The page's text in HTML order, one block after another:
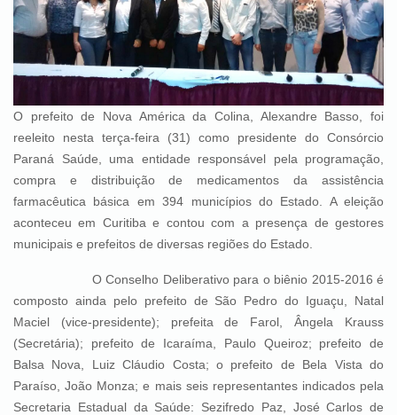
O prefeito de Nova América da Colina, Alexandre Basso, foi
reeleito nesta terça-feira (31) como presidente do Consórcio
Paraná Saúde, uma entidade responsável pela programação,
compra e distribuição de medicamentos da assistência
farmacêutica básica em 394 municípios do Estado. A eleição
aconteceu em Curitiba e contou com a presença de gestores
municipais e prefeitos de diversas regiões do Estado.
O Conselho Deliberativo para o biênio 2015-2016 é
composto ainda pelo prefeito de São Pedro do Iguaçu, Natal
Maciel (vice-presidente); prefeita de Farol, Ângela Krauss
(Secretária); prefeito de Icaraíma, Paulo Queiroz; prefeito de
Balsa Nova, Luiz Cláudio Costa; o prefeito de Bela Vista do
Paraíso, João Monza; e mais seis representantes indicados pela
Secretaria Estadual da Saúde: Sezifredo Paz, José Carlos de